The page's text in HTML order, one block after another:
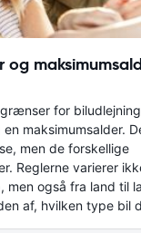
og
for
maksimumsalder.
men de forskellige
Reglerne varierer
men også fra land til
af, hvilken type bil